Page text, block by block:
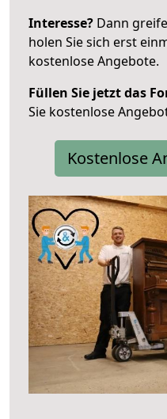
Interesse? Dann
holen Sie sich erst
kostenlose Angebote.
Füllen Sie jetzt das
Sie kostenlose
Kostenlose